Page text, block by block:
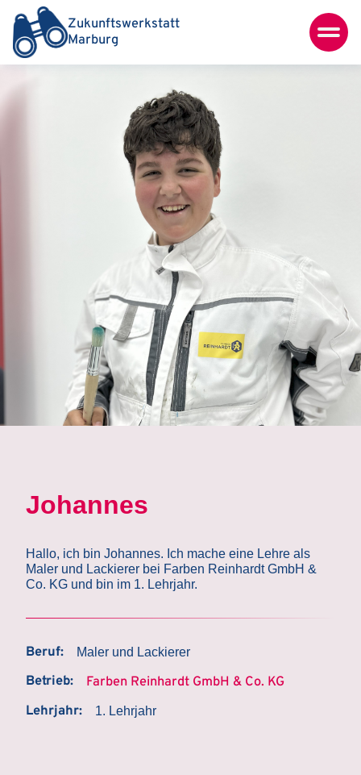
Zukunftswerkstatt
Marburg
Johannes
Hallo, ich bin Johannes. Ich mache eine Lehre als
Maler und Lackierer bei Farben Reinhardt GmbH &
Co. KG und bin im 1. Lehrjahr.
Beruf: Maler und Lackierer
Betrieb:
Farben Reinhardt GmbH & Co. KG
Lehrjahr:
1. Lehrjahr